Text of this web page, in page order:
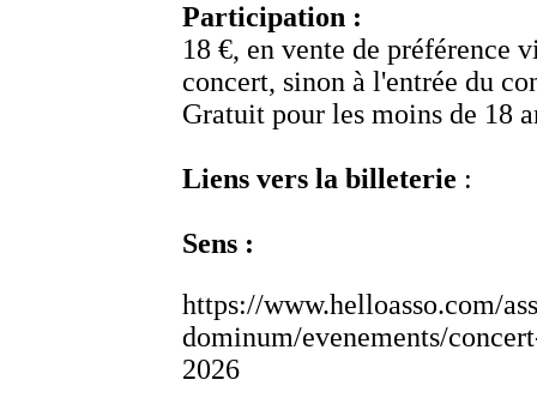
Participation :
18 €, en vente de préférence
concert, sinon à l'entrée du
Gratuit pour les moins de 18
Liens vers la billeterie :
Sens :
https://www.helloasso.com/
dominum/evenements/
2026